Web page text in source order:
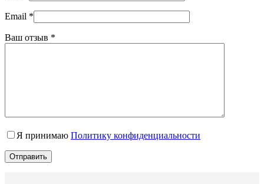
Email *
Ваш отзыв *
Я принимаю Политику конфиденциальности
Отправить